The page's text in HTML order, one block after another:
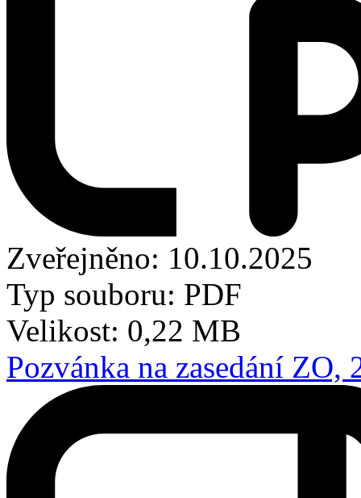
Zveřejněno: 10.10.2025
Typ souboru: PDF
Velikost: 0,22 MB
Pozvánka na zasedání ZO,